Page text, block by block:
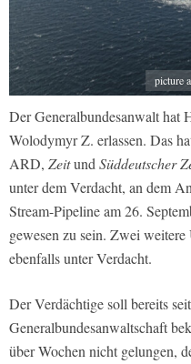
picture
Der Generalbundesanwalt hat
Wolodymyr Z. erlassen. Das
ARD, ZeitundSüddeutscher
unter dem Verdacht, an dem
Stream-Pipeline am 26.
gewesen zu sein. Zwei
ebenfalls unter Verdacht.
Der Verdächtige soll bereits
Generalbundesanwaltschaft
über Wochen nicht gelungen,